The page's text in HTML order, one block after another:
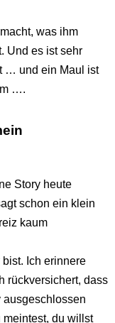
was ihm
Und es ist sehr
… und ein Maul ist
….
Story heute
schon ein klein
kaum
Ich erinnere
rückversichert, dass
ausgeschlossen
meintest, du willst